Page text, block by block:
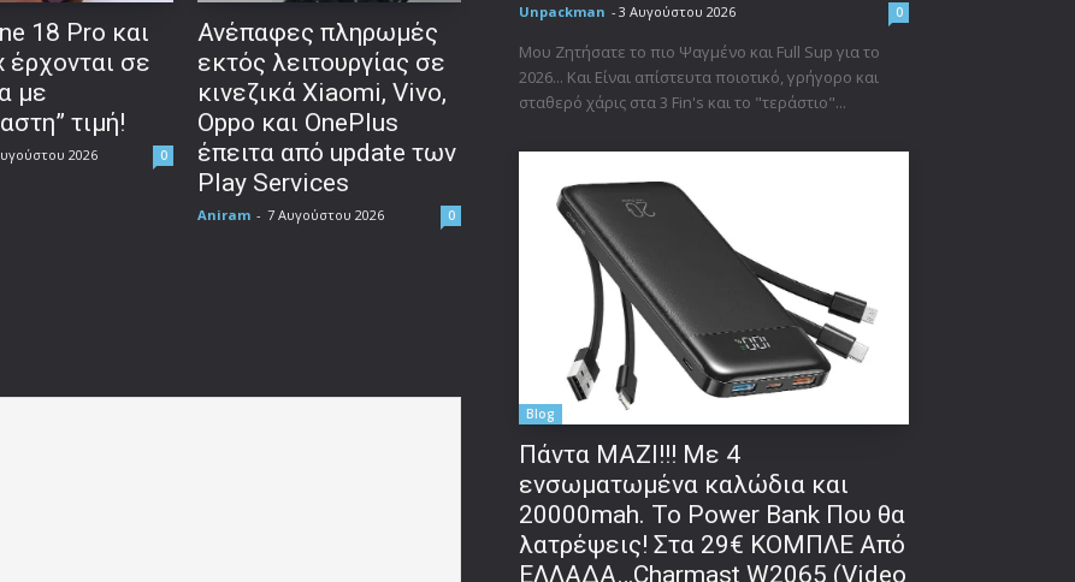
18 Pro και
έρχονται σε
με
τιμή!
2026 0
Ανέπαφες πληρωμές
εκτός λειτουργίας σε
κινεζικά Xiaomi, Vivo,
Oppo και OnePlus
έπειτα από update των
Play Services
Aniram - 7 Αυγούστου 2026 0
Unpackman - 3 Αυγούστου 2026 0
Μου Ζητήσατε το πιο Ψαγμένο και Full Sup για το
2026... Και Είναι απίστευτα ποιοτικό, γρήγορο και
σταθερό χάρις στα 3 Fin's και το "τεράστιο"...
Blog
Πάντα ΜΑΖΙ!!! Με 4
ενσωματωμένα καλώδια και
20000mah. Το Power Bank Που θα
λατρέψεις! Στα 29€ ΚΟΜΠΛΕ Από
ΕΛΛΑΔΑ…Charmast W2065 (Video